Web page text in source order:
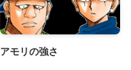
アモリの強さ